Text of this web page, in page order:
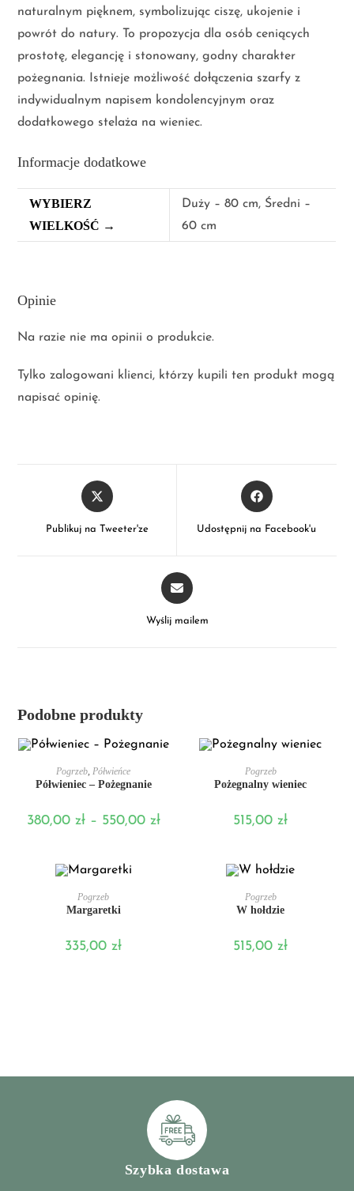
naturalnym pięknem, symbolizując ciszę, ukojenie i
powrót do natury. To propozycja dla osób ceniących
prostotę, elegancję i stonowany, godny charakter
pożegnania. Istnieje możliwość dołączenia szarfy z
indywidualnym napisem kondolencyjnym oraz
dodatkowego stelaża na wieniec.
Informacje dodatkowe
WYBIERZ
WIELKOŚĆ →
Duży – 80 cm, Średni –
60 cm
Opinie
Na razie nie ma opinii o produkcie.
Tylko zalogowani klienci, którzy kupili ten produkt mogą
napisać opinię.
Publikuj na Tweeter'ze Udostępnij na Facebook'u
Wyślij mailem
Podobne produkty
WYBIERZ OPCJE
Pogrzeb,Półwieńce
Półwieniec – Pożegnanie
380,00 zł – 550,00 zł
DODAJ DO KOSZYKA
Pogrzeb
Pożegnalny wieniec
515,00zł
DODAJ DO KOSZYKA
Pogrzeb
Margaretki
335,00zł
DODAJ DO KOSZYKA
Pogrzeb
W hołdzie
515,00zł
Szybka dostawa